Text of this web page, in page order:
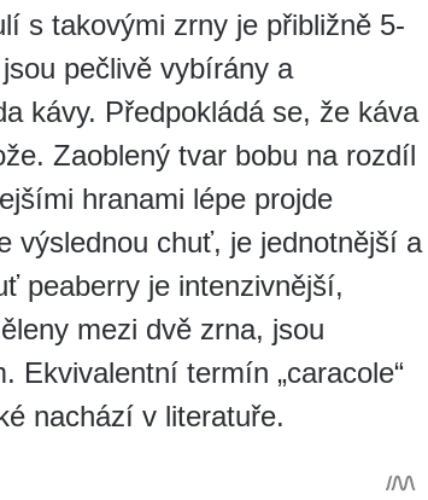
s takovými zrny je přibližně 5-
pečlivě vybírány a
kávy. Předpokládá se, že káva
Zaoblený tvar bobu na rozdíl
hranami lépe projde
výslednou chuť, je jednotnější a
peaberry je intenzivnější,
mezi dvě zrna, jsou
Ekvivalentní termín „caracole“
nachází v literatuře.